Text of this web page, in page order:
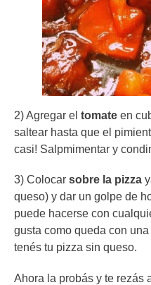
2) Agregar el tomate en
saltear hasta que el
casi! Salpmimentar y
3) Colocar sobre la pizza
queso) y dar un golpe de
puede hacerse con
gusta como queda con
tenés tu pizza sin queso.
Ahora la probás y te rezás